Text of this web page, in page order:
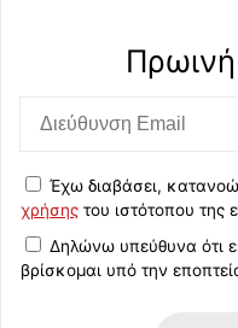
Έχω διαβάσει,
χρήσης του ιστότοπου της
Δηλώνω υπεύθυνα ότι
βρίσκομαι υπό την